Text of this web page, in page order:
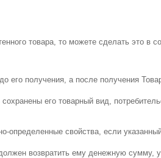
товара, то можете сделать это
его получения, а после получения
его товарный вид,
определенные свойства, если
возвратить ему денежную